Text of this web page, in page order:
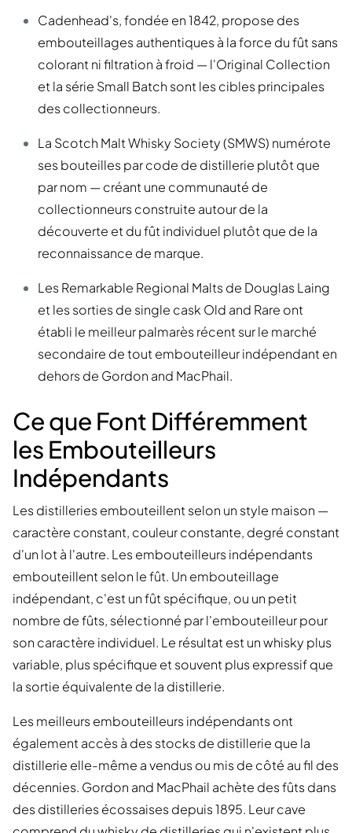
Cadenhead's, fondée en 1842, propose des
embouteillages authentiques à la force du fût sans
colorant ni filtration à froid — l'Original Collection
et la série Small Batch sont les cibles principales
des collectionneurs.
La Scotch Malt Whisky Society (SMWS) numérote
ses bouteilles par code de distillerie plutôt que
par nom — créant une communauté de
collectionneurs construite autour de la
découverte et du fût individuel plutôt que de la
reconnaissance de marque.
Les Remarkable Regional Malts de Douglas Laing
et les sorties de single cask Old and Rare ont
établi le meilleur palmarès récent sur le marché
secondaire de tout embouteilleur indépendant en
dehors de Gordon and MacPhail.
Ce que Font Différemment
les Embouteilleurs
Indépendants
Les distilleries embouteillent selon un style maison —
caractère constant, couleur constante, degré constant
d'un lot à l'autre. Les embouteilleurs indépendants
embouteillent selon le fût. Un embouteillage
indépendant, c'est un fût spécifique, ou un petit
nombre de fûts, sélectionné par l'embouteilleur pour
son caractère individuel. Le résultat est un whisky plus
variable, plus spécifique et souvent plus expressif que
la sortie équivalente de la distillerie.
Les meilleurs embouteilleurs indépendants ont
également accès à des stocks de distillerie que la
distillerie elle-même a vendus ou mis de côté au fil des
décennies. Gordon and MacPhail achète des fûts dans
des distilleries écossaises depuis 1895. Leur cave